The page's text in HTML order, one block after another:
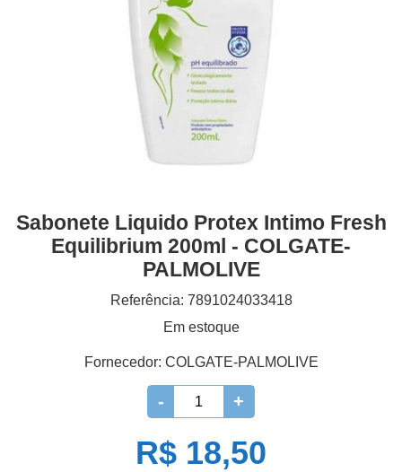
Sabonete Liquido Protex Intimo Fresh
Equilibrium 200ml - COLGATE-
PALMOLIVE
Referência: 7891024033418
Em estoque
Fornecedor: COLGATE-PALMOLIVE
- +
R$ 18,50